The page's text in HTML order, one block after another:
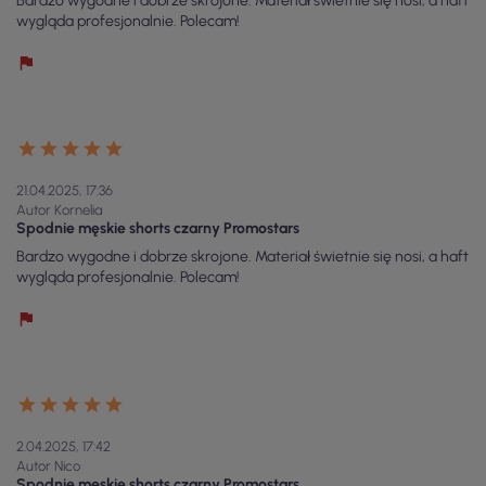
wygląda profesjonalnie. Polecam!
21.04.2025, 17:36
Autor Kornelia
Spodnie męskie shorts czarny Promostars
Bardzo wygodne i dobrze skrojone. Materiał świetnie się nosi, a haft
wygląda profesjonalnie. Polecam!
2.04.2025, 17:42
Autor Nico